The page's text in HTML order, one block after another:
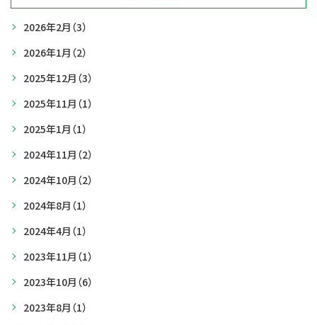
2026年2月 （3）
2026年1月 （2）
2025年12月 （3）
2025年11月 （1）
2025年1月 （1）
2024年11月 （2）
2024年10月 （2）
2024年8月 （1）
2024年4月 （1）
2023年11月 （1）
2023年10月 （6）
2023年8月 （1）